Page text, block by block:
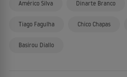
Américo Silva Dinarte Branco
Tiago Fagulha Chico Chapas
Basirou Diallo